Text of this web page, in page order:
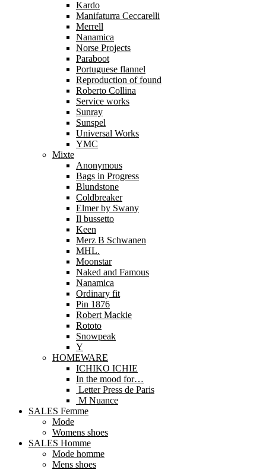
Kardo
Manifaturra Ceccarelli
Merrell
Nanamica
Norse Projects
Paraboot
Portuguese flannel
Reproduction of found
Roberto Collina
Service works
Sunray
Sunspel
Universal Works
YMC
Mixte
Anonymous
Bags in Progress
Blundstone
Coldbreaker
Elmer by Swany
Il bussetto
Keen
Merz B Schwanen
MHL.
Moonstar
Naked and Famous
Nanamica
Ordinary fit
Pin 1876
Robert Mackie
Rototo
Snowpeak
Y
HOMEWARE
ICHIKO ICHIE
In the mood for…
Letter Press de Paris
M Nuance
SALES Femme
Mode
Womens shoes
SALES Homme
Mode homme
Mens shoes